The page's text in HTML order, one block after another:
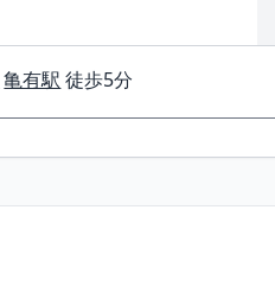
亀有駅 徒歩5分